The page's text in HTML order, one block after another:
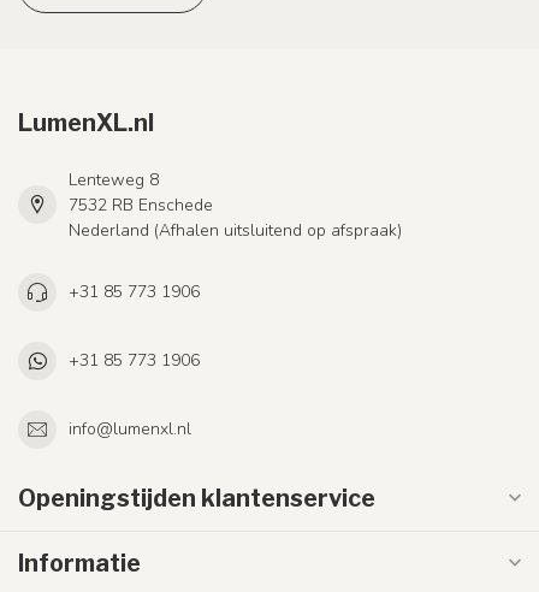
LumenXL.nl
Lenteweg 8
7532 RB Enschede
Nederland (Afhalen uitsluitend op afspraak)
+31 85 773 1906
+31 85 773 1906
info@lumenxl.nl
Openingstijden klantenservice
Informatie